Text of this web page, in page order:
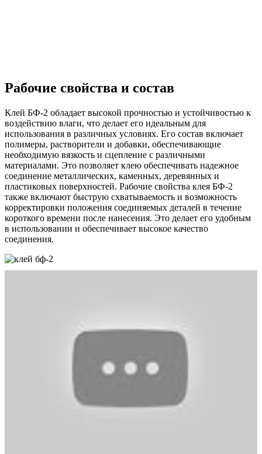
Рабочие свойства и состав
Клей БФ-2 обладает высокой прочностью и устойчивостью к
воздействию влаги, что делает его идеальным для
использования в различных условиях. Его состав включает
полимеры, растворители и добавки, обеспечивающие
необходимую вязкость и сцепление с различными
материалами. Это позволяет клею обеспечивать надежное
соединение металлических, каменных, деревянных и
пластиковых поверхностей. Рабочие свойства клея БФ-2
также включают быструю схватываемость и возможность
корректировки положения соединяемых деталей в течение
короткого времени после нанесения. Это делает его удобным
в использовании и обеспечивает высокое качество
соединения.